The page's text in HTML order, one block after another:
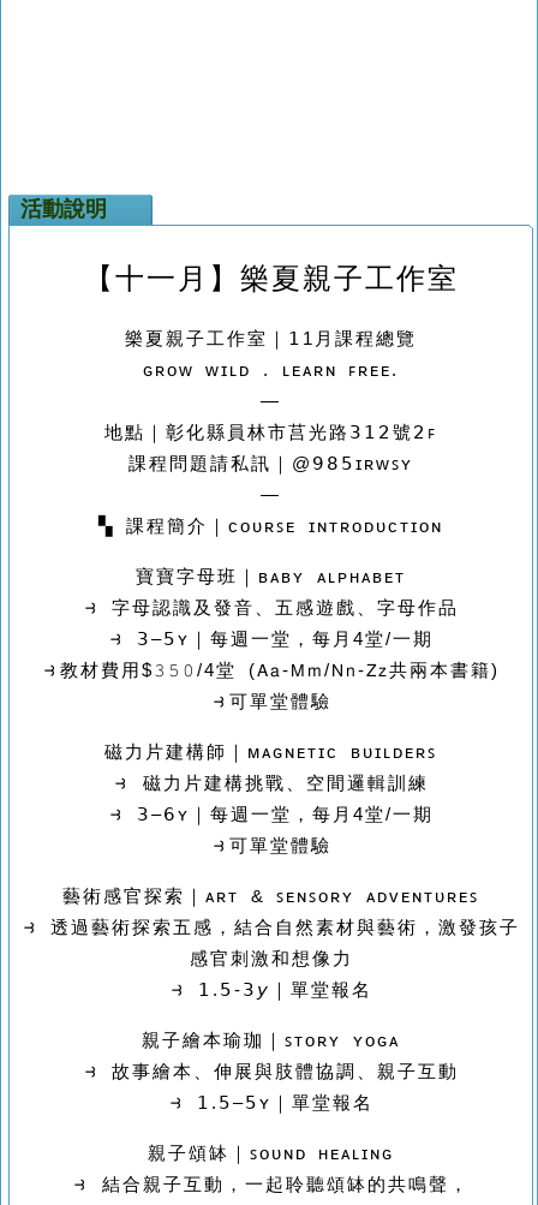
活動說明
【十一月】 樂夏親子工作室
樂夏親子工作室｜ 𝟣1 月課程總覽
ɢʀᴏᴡ ᴡɪʟᴅ . ʟᴇᴀʀɴ ꜰʀᴇᴇ.
—
地點｜彰化縣員林市莒光路𝟥𝟣𝟤號𝟤ꜰ
課程問題請私訊｜@𝟫𝟪𝟧ɪʀᴡꜱʏ
—
▚ 課程簡介｜ᴄᴏᴜʀꜱᴇ ɪɴᴛʀᴏᴅᴜᴄᴛɪᴏɴ
寶寶字母班｜ʙᴀʙʏ ᴀʟᴘʜᴀʙᴇᴛ
⥽ 字母認識及發音、五感遊戲、字母作品
⥽ 𝟥–𝟧ʏ｜每週一堂，每月4堂/一期
⥽教材費用$𝟹𝟻𝟶/4堂 (𝖠𝖺-𝖬𝗆/𝖭𝗇-𝖹𝗓共兩本書籍)
⥽可單堂體驗
磁力片建構師｜ᴍᴀɢɴᴇᴛɪᴄ ʙᴜɪʟᴅᴇʀꜱ
⥽ 磁力片建構挑戰、空間邏輯訓練
⥽ 𝟥–𝟨ʏ｜每週一堂，每月4堂/一期
⥽可單堂體驗
藝術感官探索｜ᴀʀᴛ & ꜱᴇɴꜱᴏʀʏ ᴀᴅᴠᴇɴᴛᴜʀᴇꜱ
⥽ 透過藝術探索五感，結合自然素材與藝術，激發孩子
感官刺激和想像力
⥽ 𝟣.𝟧-𝟥𝘺｜單堂報名
親子繪本瑜珈｜ꜱᴛᴏʀʏ ʏᴏɢᴀ
⥽ 故事繪本、伸展與肢體協調、親子互動
⥽ 𝟣.𝟧–𝟧ʏ｜單堂報名
親子頌缽｜ꜱᴏᴜɴᴅ ʜᴇᴀʟɪɴɢ
⥽ 結合親子互動，一起聆聽頌缽的共鳴聲，